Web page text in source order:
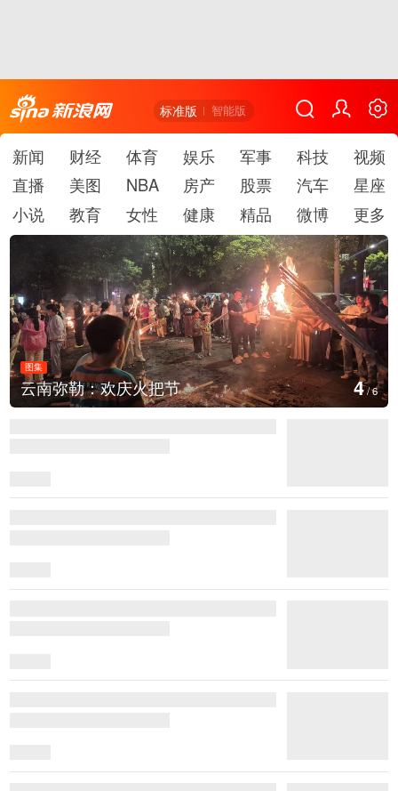
标准版 智能版
新闻 财经 体育 娱乐 军事 科技
视频
直播
美图 NBA 房产 股票 汽车
星座
小说
教育 女性 健康 精品 微博 更多
图集
云南弥勒：欢庆火把节 5/6